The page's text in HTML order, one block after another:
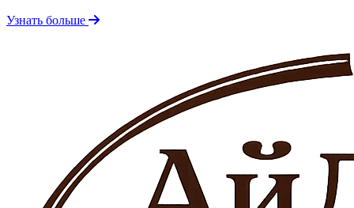
Узнать больше